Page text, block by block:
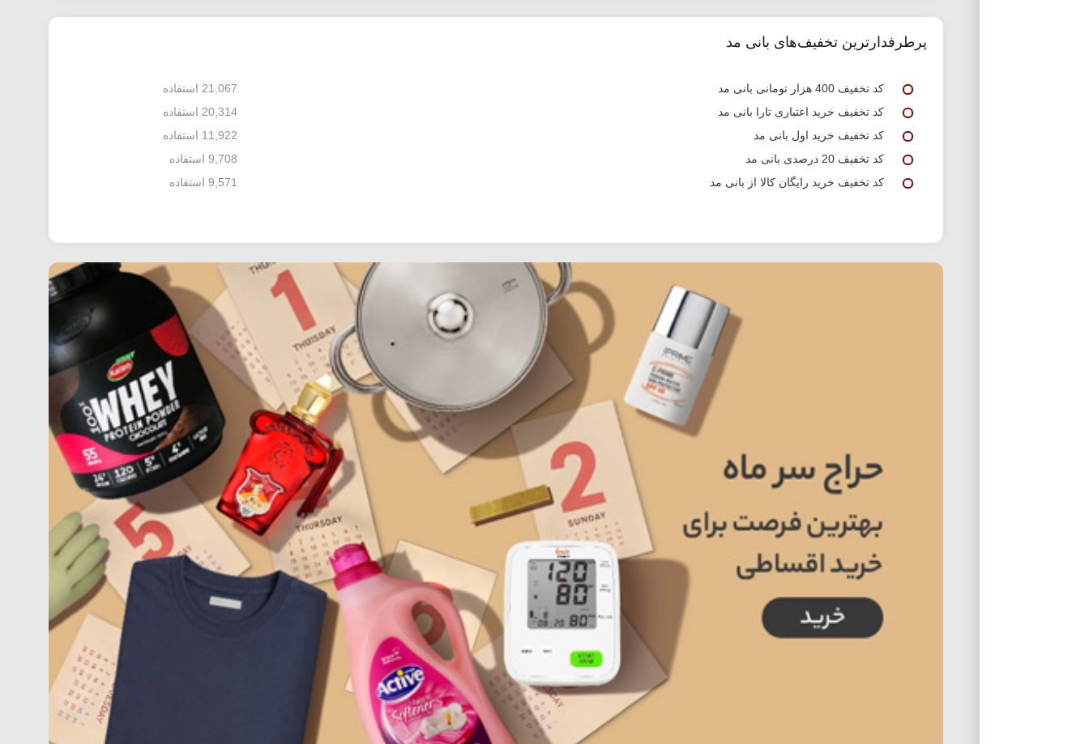
پرطرفدارترین تخفیف‌های بانی مد
کد تخفیف 400 هزار تومانی بانی مد
21,067 استفاده
کد تخفیف خرید اعتباری تارا بانی مد
20,314 استفاده
کد تخفیف خرید اول بانی مد
11,922 استفاده
کد تخفیف 20 درصدی بانی مد
9,708 استفاده
کد تخفیف خرید رایگان کالا از بانی مد
9,571 استفاده